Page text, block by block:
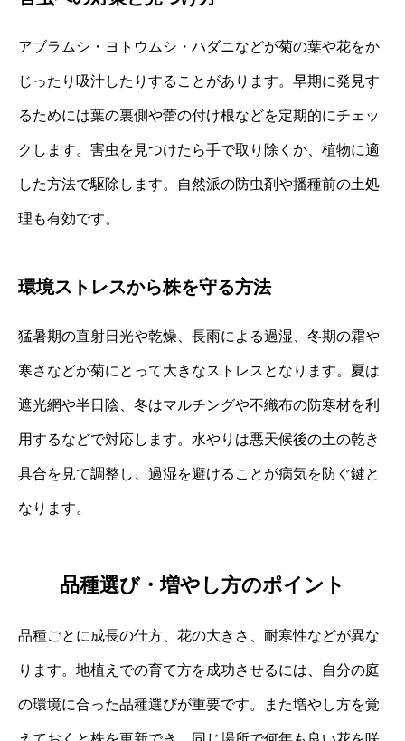
アブラムシ・ヨトウムシ・ハダニなどが菊の葉や花をか
じったり吸汁したりすることがあります。早期に発見す
るためには葉の裏側や蕾の付け根などを定期的にチェッ
クします。害虫を見つけたら手で取り除くか、植物に適
した方法で駆除します。自然派の防虫剤や播種前の土処
理も有効です。
環境ストレスから株を守る方法
猛暑期の直射日光や乾燥、長雨による過湿、冬期の霜や
寒さなどが菊にとって大きなストレスとなります。夏は
遮光網や半日陰、冬はマルチングや不織布の防寒材を利
用するなどで対応します。水やりは悪天候後の土の乾き
具合を見て調整し、過湿を避けることが病気を防ぐ鍵と
なります。
品種選び・増やし方のポイント
品種ごとに成長の仕方、花の大きさ、耐寒性などが異な
ります。地植えでの育て方を成功させるには、自分の庭
の環境に合った品種選びが重要です。また増やし方を覚